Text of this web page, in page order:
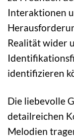
Interaktionen
Realität wider
identifizieren
Die liebevolle
detailreichen
Melodien